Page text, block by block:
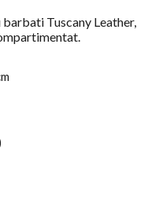
Tuscany Leather,